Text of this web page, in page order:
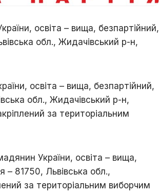
свій
рідний
світах
освіта – вища, безпартійний,
обл., Жидачівський р-н,
освіта – вища, безпартійний,
обл., Жидачівський р-н,
за територіальним
України, освіта – вища,
– 81750, Львівська обл.,
за територіальним виборчим